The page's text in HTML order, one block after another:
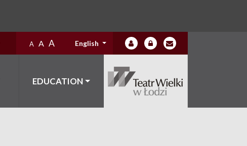
A A A English
EDUCATION